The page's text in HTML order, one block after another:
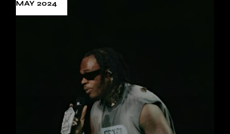
MAY 2024